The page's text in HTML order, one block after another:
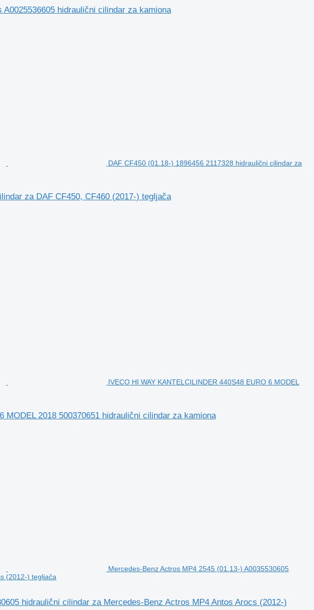
hidraulični cilindar za kamiona
DAF CF450 (01.18-) 1896456 2117328 hidraulični cilindar za
za DAF CF450, CF460 (2017-) tegljača
IVECO HI WAY KANTELCILINDER 440S48 EURO 6 MODEL
MODEL 2018 500370651 hidraulični cilindar za kamiona
Mercedes-Benz Actros MP4 2545 (01.13-) A0035530605
(2012-) tegljača
hidraulični cilindar za Mercedes-Benz Actros MP4 Antos Arocs (2012-)